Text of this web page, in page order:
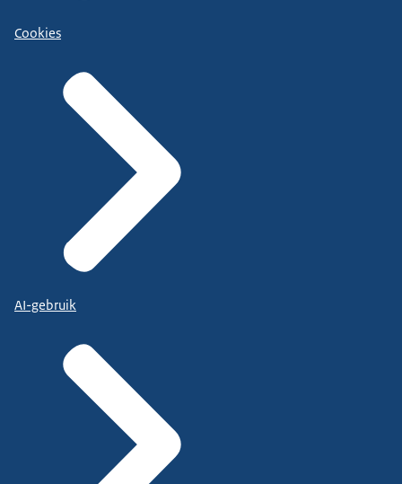
Cookies
AI-gebruik